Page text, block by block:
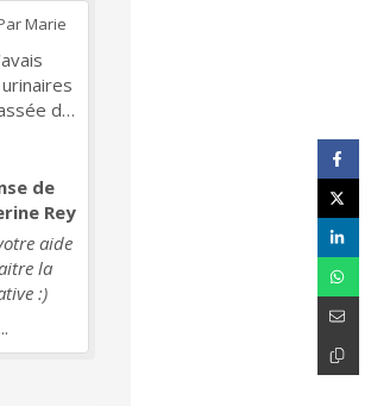
Marie
de
pour
un
de
Rey
aide
la
:)